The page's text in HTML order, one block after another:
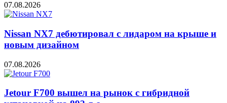
07.08.2026
Nissan NX7 дебютировал с лидаром на крыше и
новым дизайном
07.08.2026
Jetour F700 вышел на рынок с гибридной